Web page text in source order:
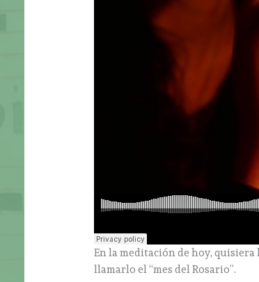
En la meditación de hoy, quisiera
llamarlo el “mes del Rosario”.